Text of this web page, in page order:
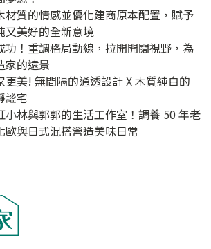
材質的情感並優化建商原本配置，賦予
又美好的全新意境
功！重調格局動線，拉開開闊視野，為
家的遠景
更美! 無間隔的通透設計 X 木質純白的
謐宅
小林與郭郭的生活工作室！調養 50 年老
歐與日式混搭營造美味日常